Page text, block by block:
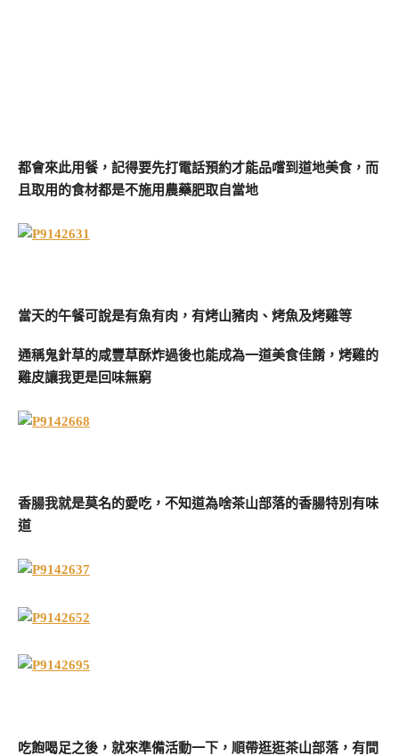
都會來此用餐，記得要先打電話預約才能品嚐到道地美食，而
且取用的食材都是不施用農藥肥取自當地
當天的午餐可說是有魚有肉，有烤山豬肉、烤魚及烤雞等
通稱鬼針草的咸豐草酥炸過後也能成為一道美食佳餚，烤雞的
雞皮讓我更是回味無窮
香腸我就是莫名的愛吃，不知道為啥茶山部落的香腸特別有味
道
吃飽喝足之後，就來準備活動一下，順帶逛逛茶山部落，有間